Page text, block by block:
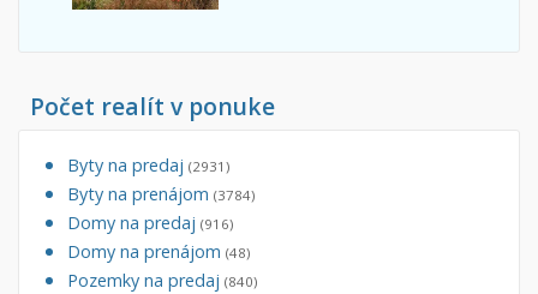
Počet realít v ponuke
Byty na predaj (2931)
Byty na prenájom (3784)
Domy na predaj (916)
Domy na prenájom (48)
Pozemky na predaj (840)